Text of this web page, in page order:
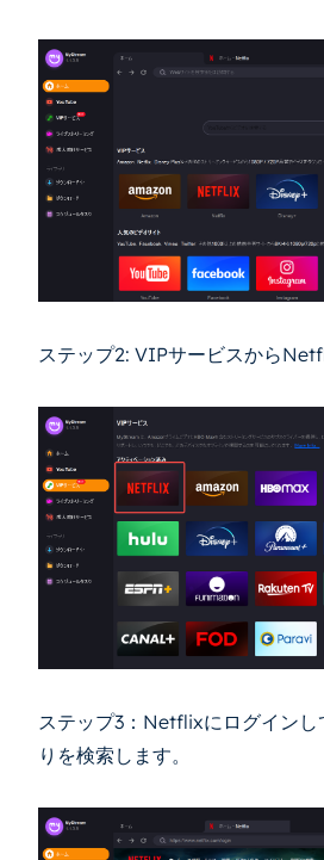
ステップ2: VIPサービスから
ステップ3：Netflixにログインし
りを検索します。